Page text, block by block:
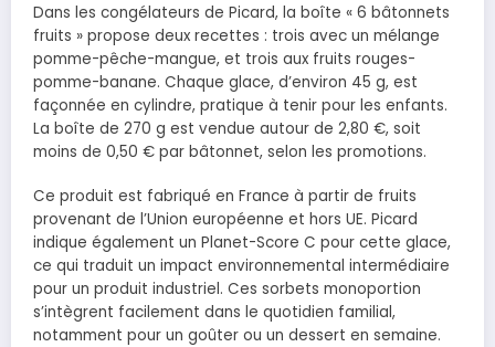
Dans les congélateurs de Picard, la boîte « 6 bâtonnets
fruits » propose deux recettes : trois avec un mélange
pomme-pêche-mangue, et trois aux fruits rouges-
pomme-banane. Chaque glace, d’environ 45 g, est
façonnée en cylindre, pratique à tenir pour les enfants.
La boîte de 270 g est vendue autour de 2,80 €, soit
moins de 0,50 € par bâtonnet, selon les promotions.
Ce produit est fabriqué en France à partir de fruits
provenant de l’Union européenne et hors UE. Picard
indique également un Planet-Score C pour cette glace,
ce qui traduit un impact environnemental intermédiaire
pour un produit industriel. Ces sorbets monoportion
s’intègrent facilement dans le quotidien familial,
notamment pour un goûter ou un dessert en semaine.